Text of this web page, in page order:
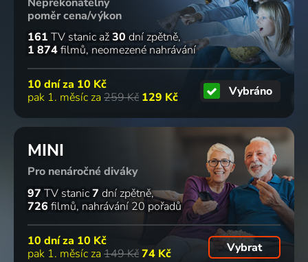
pronásledovatelů
snů
2023-2025 | Kanada, Dánsko, USA | Animovaný, Akční, Dobrodružný, Fantasy, Komedie, Rodinný, Science Fiction
animáky
2023 | USA | Rodinný
56%
70 dílů
Mezi námi
2022-2025 | USA | Animovaný, Dobrodružný, Komedie, Pohádka, Rodinný
42%
Prokleté
Venture
2023 | USA | Animovaný
24 dílů
Lu & The
Bunch -
Shorts
2023 | Irsko, Kanada, USA | Animovaný
11 dílů
Bláznivá
kapela
2023 | Španělsko, Peru, Uruguay, Německo | Animovaný, Rodinný
poměr cena/výkon
161 TV stanic až30 dní zpětně
1 874filmů neomezené nahrávání
10 dní za 10 Kč
pak 1. měsíc za 259 Kč 129 Kč Vybráno
MINI
Pro nenáročné diváky
97 TV stanic7 dní zpětně
726 filmů nahrávání 20 pořadů
10 dní za 10 Kč
pak 1. měsíc za 149 Kč74 Kč Vybrat